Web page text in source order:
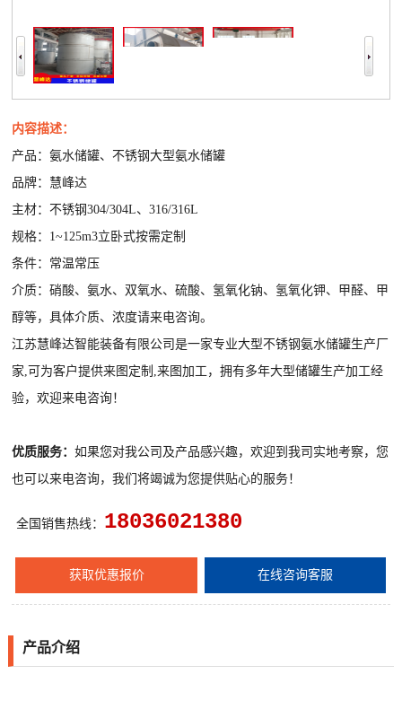
内容描述：
产品：氨水储罐、不锈钢大型氨水储罐
品牌：慧峰达
主材：不锈钢304/304L、316/316L
规格：1~125m3立卧式按需定制
条件：常温常压
介质：硝酸、氨水、双氧水、硫酸、氢氧化钠、氢氧化钾、甲醛、甲
醇等，具体介质、浓度请来电咨询。
江苏慧峰达智能装备有限公司是一家专业大型不锈钢氨水储罐生产厂
家,可为客户提供来图定制,来图加工，拥有多年大型储罐生产加工经
验，欢迎来电咨询！
优质服务：如果您对我公司及产品感兴趣，欢迎到我司实地考察，您
也可以来电咨询，我们将竭诚为您提供贴心的服务！
全国销售热线： 18036021380
获取优惠报价 在线咨询客服
产品介绍